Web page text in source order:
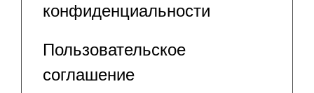
конфиденциальности
Пользовательское
соглашение